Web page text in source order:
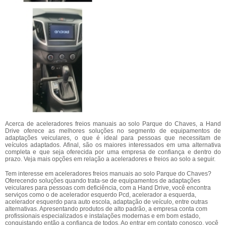
Acerca de aceleradores freios manuais ao solo Parque do Chaves, a Hand
Drive oferece as melhores soluções no segmento de equipamentos de
adaptações veiculares, o que é ideal para pessoas que necessitam de
veículos adaptados. Afinal, são os maiores interessados em uma alternativa
completa e que seja oferecida por uma empresa de confiança e dentro do
prazo. Veja mais opções em relação a aceleradores e freios ao solo a seguir.
Tem interesse em aceleradores freios manuais ao solo Parque do Chaves?
Oferecendo soluções quando trata-se de equipamentos de adaptações
veiculares para pessoas com deficiência, com a Hand Drive, você encontra
serviços como o de acelerador esquerdo Pcd, acelerador a esquerda,
acelerador esquerdo para auto escola, adaptação de veículo, entre outras
alternativas. Apresentando produtos de alto padrão, a empresa conta com
profissionais especializados e instalações modernas e em bom estado,
conquistando então a confiança de todos. Ao entrar em contato conosco, você